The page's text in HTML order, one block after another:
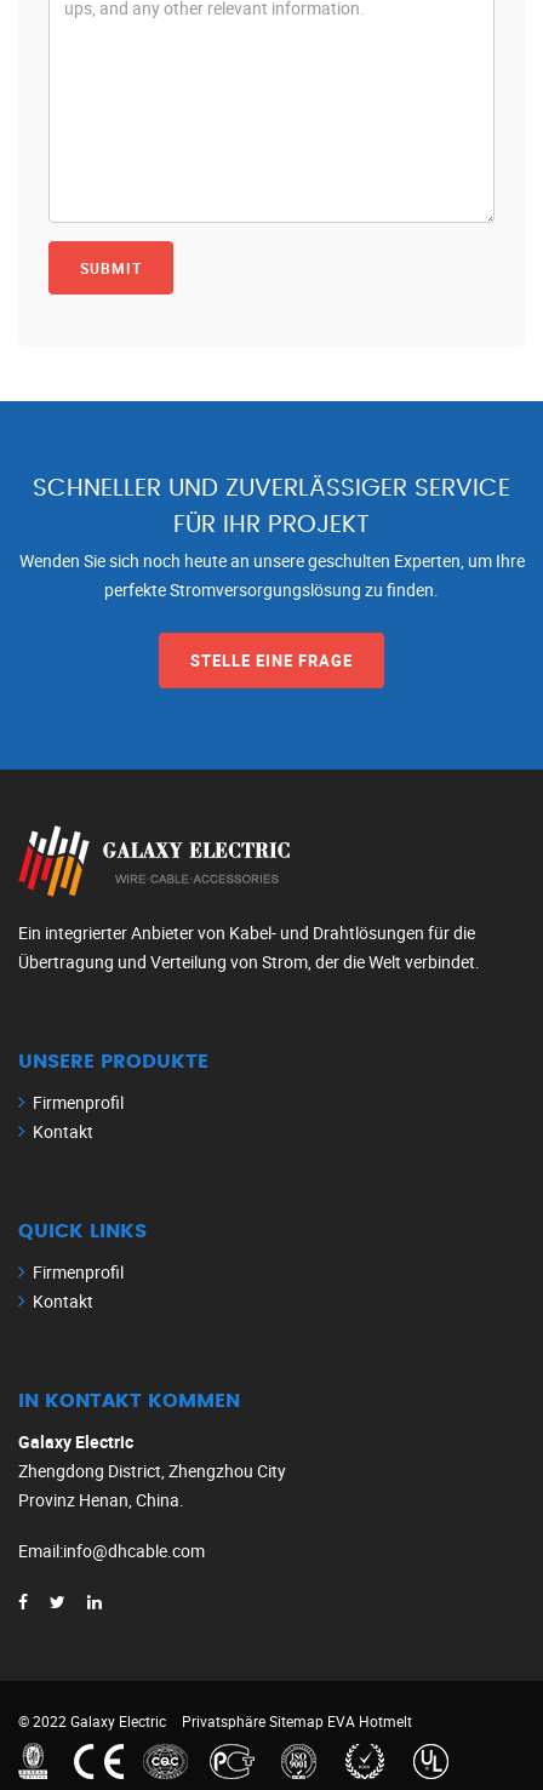
SCHNELLER UND ZUVERLÄSSIGER SERVICE
FÜR IHR PROJEKT
Wenden Sie sich noch heute an unsere geschulten Experten, um Ihre
perfekte Stromversorgungslösung zu finden.
STELLE EINE FRAGE
Ein integrierter Anbieter von Kabel- und Drahtlösungen für die
Übertragung und Verteilung von Strom, der die Welt verbindet.
UNSERE PRODUKTE
Firmenprofil
Kontakt
QUICK LINKS
Firmenprofil
Kontakt
IN KONTAKT KOMMEN
Galaxy Electric
Zhengdong District, Zhengzhou City
Provinz Henan, China.
Email:info@dhcable.com
© 2022 Galaxy Electric PrivatsphäreSitemap EVA Hotmelt